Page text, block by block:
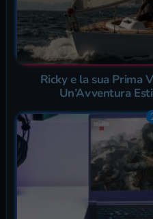
Ricky e la sua Prima
Un’Avventura